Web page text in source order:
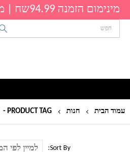
מינימום הזמנה 94.99שח | משלוח חינם מעל 199.99שח
עמוד הבית חנות PRODUCT TAG -
Sort By: